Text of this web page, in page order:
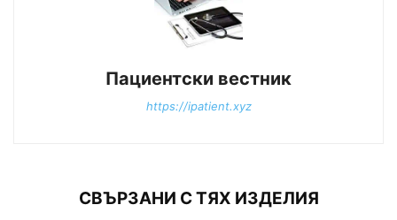
Пациентски вестник
https://ipatient.xyz
СВЪРЗАНИ С ТЯХ ИЗДЕЛИЯ